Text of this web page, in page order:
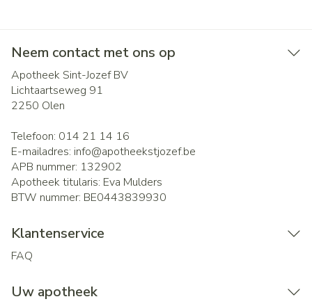
Neem contact met ons op
Apotheek Sint-Jozef BV
Lichtaartseweg 91
2250 Olen
Telefoon: 014 21 14 16
E-mailadres: info@apotheekstjozef.be
APB nummer: 132902
Apotheek titularis: Eva Mulders
BTW nummer: BE0443839930
Klantenservice
FAQ
Uw apotheek